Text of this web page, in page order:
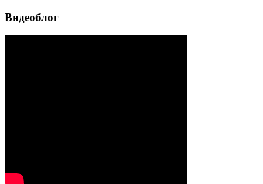
Видеоблог